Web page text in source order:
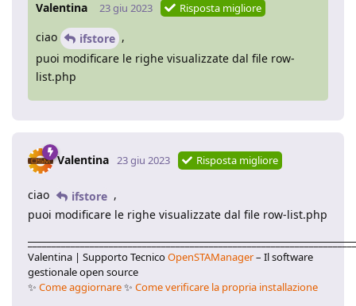
Valentina 23 giu 2023 Risposta migliore
ciao ifstore ,
puoi modificare le righe visualizzate dal file row-
list.php
Valentina 23 giu 2023 Risposta migliore
ciao ifstore ,
puoi modificare le righe visualizzate dal file row-list.php
Valentina | Supporto TecnicoOpenSTAManager– Il software
gestionale open source
✨ Come aggiornare✨ Come verificare la propria installazione